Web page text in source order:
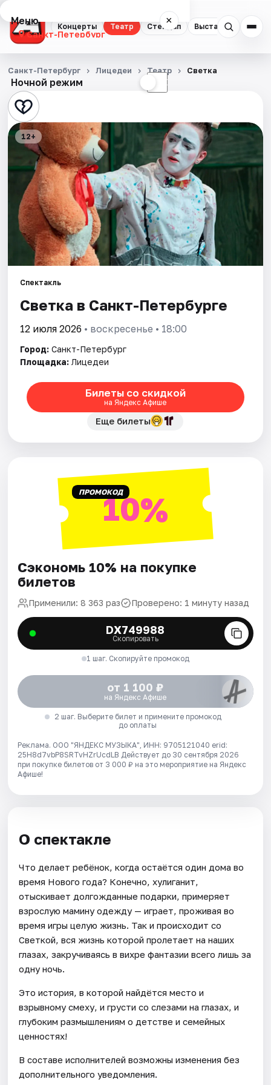
Концерты Театр Стендап Выставки
Меню ×
Санкт-Петербург
Концерты
Театр
Стендап
Выставки
Квесты
Экскурсии
Спорт
События
Города
Площадки
Артисты
Рейтинги
Ночной режим ☾
Санкт-Петербург Лицедеи Театр Светка
12+
Спектакль
Светка в Санкт-Петербурге
12 июля 2026 • воскресенье • 18:00
Город: Санкт-Петербург
Площадка: Лицедеи
Билеты со скидкой
на Яндекс Афише
Еще билеты
ПРОМОКОД10%
Сэкономь 10% на покупке
билетов
Применили: 8 363 раз Проверено: 1 минуту назад
DX749988
Скопировать
1 шаг. Скопируйте промокод
от 1 100 ₽
на Яндекс Афише
2 шаг. Выберите билет и примените промокод
до оплаты
Реклама. ООО "ЯНДЕКС МУЗЫКА", ИНН: 9705121040 erid:
25H8d7vbP8SRTvHZrUcdLB Действует до 30 сентября 2026
при покупке билетов от 3 000 ₽ на это мероприятие на Яндекс
Афише!
О спектакле
Что делает ребёнок, когда остаётся один дома во
время Нового года? Конечно, хулиганит,
отыскивает долгожданные подарки, примеряет
взрослую мамину одежду — играет, проживая во
время игры целую жизнь. Так и происходит со
Светкой, вся жизнь которой пролетает на наших
глазах, закручиваясь в вихре фантазии всего лишь за
одну ночь.
Это история, в которой найдётся место и
взрывному смеху, и грусти со слезами на глазах, и
глубоким размышлениям о детстве и семейных
ценностях!
В составе исполнителей возможны изменения без
дополнительного уведомления.